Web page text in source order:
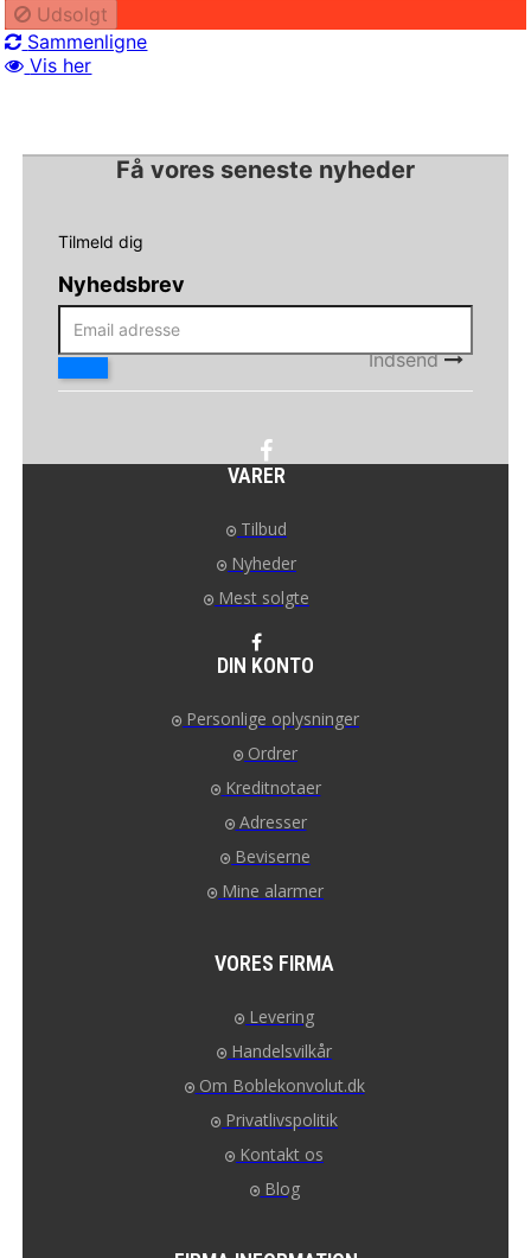
Udsolgt
Sammenligne
Vis her
Få vores seneste nyheder
Tilmeld dig
Nyhedsbrev
Indsend
VARER
Tilbud
Nyheder
Mest solgte
DIN KONTO
Personlige oplysninger
Ordrer
Kreditnotaer
Adresser
Beviserne
Mine alarmer
VORES FIRMA
Levering
Handelsvilkår
Om Boblekonvolut.dk
Privatlivspolitik
Kontakt os
Blog